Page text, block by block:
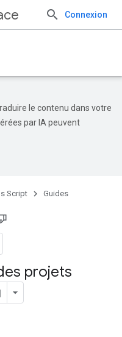
Connexion
le contenu dans votre
par IA peuvent
Script Guides
projets